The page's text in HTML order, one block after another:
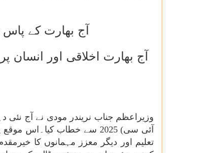
آج بھارت کے پاس
آج بھارت اخلاقی اور
وزیراعظم جناب نریندر مودی نے آج نئی
آئی سی)2025 سے خطاب کیا۔اس موقع